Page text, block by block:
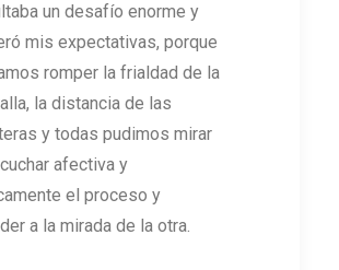
un desafío enorme y
mis expectativas, porque
romper la frialdad de la
la distancia de las
y todas pudimos mirar
afectiva y
el proceso y
a la mirada de la otra.